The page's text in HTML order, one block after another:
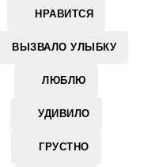
НРАВИТСЯ
ВЫЗВАЛО УЛЫБКУ
ЛЮБЛЮ
УДИВИЛО
ГРУСТНО